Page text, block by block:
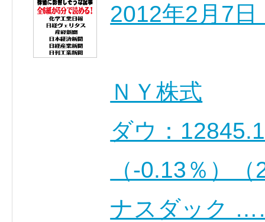
2012年2月7日
ＮＹ株式
ダウ：
（-0.13％）
ナスダック